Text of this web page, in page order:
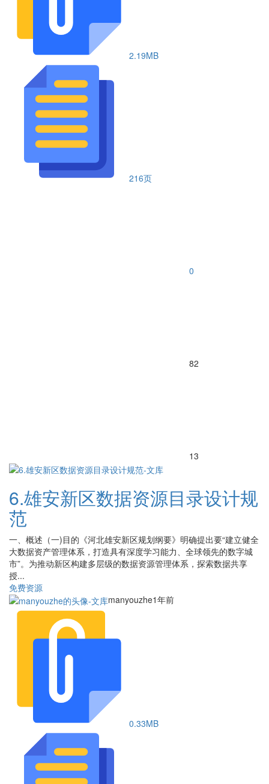
2.19MB
216页
0
82
13
6.雄安新区数据资源目录设计规
范
一、概述（一)目的《河北雄安新区规划纲要》明确提出要“建立健全
大数据资产管理体系，打造具有深度学习能力、全球领先的数字城
市”。为推动新区构建多层级的数据资源管理体系，探索数据共享
授...
免费资源
manyouzhe1年前
0.33MB